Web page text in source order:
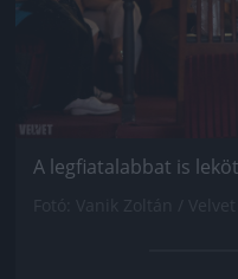
A legfiatalabbat is